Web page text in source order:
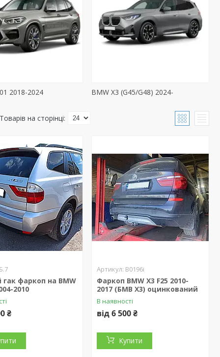
2018-2024 BMW X3 (G45/G48) 2024-
Б.7
гак фаркоп на BMW
2010
₴
B0196i
Фаркоп BMW X3 F25 2010-
2017 (БМВ Х3) оцинкований
В наявності
від 6 500 ₴
Купити